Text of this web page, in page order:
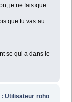
je ne fais que
que tu vas au
se qui a dans le
: Utilisateur roho